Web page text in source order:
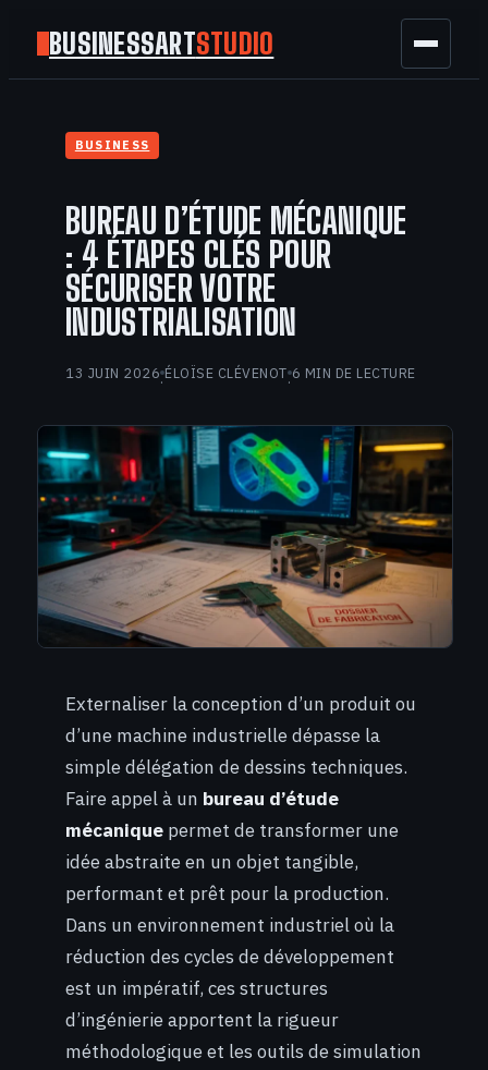
BUSINESSARTSTUDIO
FINANCE
TECH
BUSINESS
BUREAU D’ÉTUDE MÉCANIQUE
: 4 ÉTAPES CLÉS POUR
SÉCURISER VOTRE
INDUSTRIALISATION
13 JUIN 2026·ÉLOÏSE CLÉVENOT·6 MIN DE LECTURE
Externaliser la conception d’un produit ou
d’une machine industrielle dépasse la
simple délégation de dessins techniques.
Faire appel à un bureau d’étude
mécanique permet de transformer une
idée abstraite en un objet tangible,
performant et prêt pour la production.
Dans un environnement industriel où la
réduction des cycles de développement
est un impératif, ces structures
d’ingénierie apportent la rigueur
méthodologique et les outils de simulation